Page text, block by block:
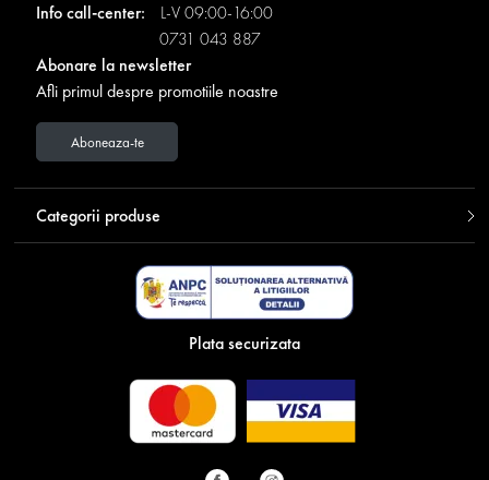
Info call-center:
L-V 09:00-16:00
0731 043 887
Abonare la newsletter
Afli primul despre promotiile noastre
Aboneaza-te
Categorii produse
Plata securizata